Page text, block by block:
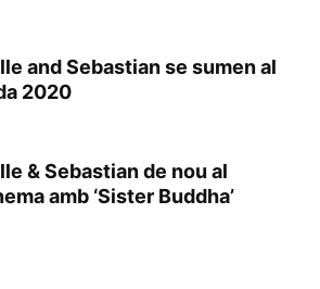
and Sebastian se sumen al
2020
& Sebastian de nou al
amb ‘Sister Buddha’